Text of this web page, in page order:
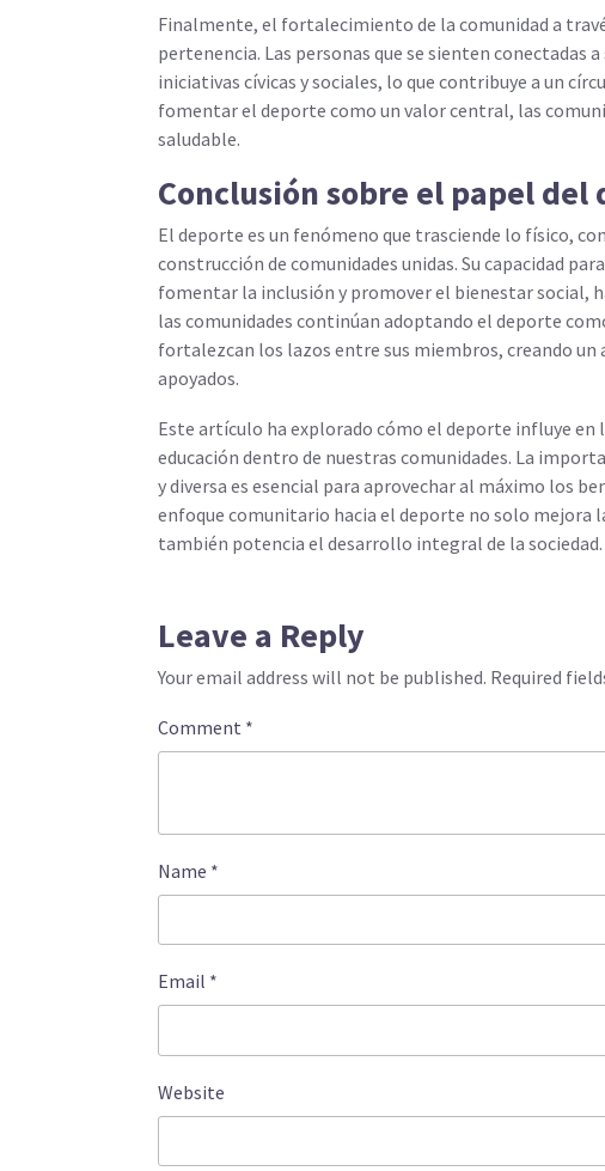
Finalmente, el fortalecimiento de la comunidad a
pertenencia. Las personas que se sienten conectadas
iniciativas cívicas y sociales, lo que contribuye a un
fomentar el deporte como un valor central, las
saludable.
Conclusión sobre el papel
El deporte es un fenómeno que trasciende lo físico,
construcción de comunidades unidas. Su capacidad
fomentar la inclusión y promover el bienestar social,
las comunidades continúan adoptando el deporte
fortalezcan los lazos entre sus miembros, creando
apoyados.
Este artículo ha explorado cómo el deporte influye
educación dentro de nuestras comunidades. La
y diversa es esencial para aprovechar al máximo los
enfoque comunitario hacia el deporte no solo mejora
también potencia el desarrollo integral de la sociedad.
Leave a Reply
Your email address will not be published. Required
Comment *
Name *
Email *
Website